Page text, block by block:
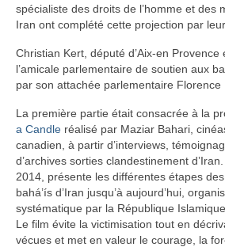
spécialiste des droits de l’homme et des
Iran ont complété cette projection par
Christian Kert, député d’Aix-en Provence
l’amicale parlementaire de soutien aux
par son attachée parlementaire Florence
La première partie était consacrée à la
a Candle réalisé par Maziar Bahari,
canadien, à partir d’interviews,
d’archives sorties clandestinement
2014, présente les différentes étapes
bahá’ís d’Iran jusqu’à aujourd’hui,
systématique par la République Islamique
Le film évite la victimisation tout en
vécues et met en valeur le courage, la